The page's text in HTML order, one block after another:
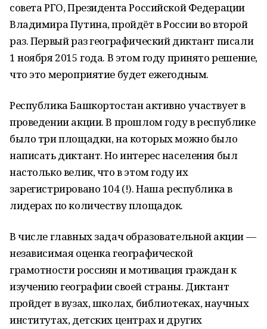
совета РГО, Президента Российской Федерации
Владимира Путина, пройдёт в России во второй
раз. Первый раз географический диктант писали
1 ноября 2015 года. В этом году принято решение,
что это мероприятие будет ежегодным.
Республика Башкортостан активно участвует в
проведении акции. В прошлом году в республике
было три площадки, на которых можно было
написать диктант. Но интерес населения был
настолько велик, что в этом году их
зарегистрировано 104 (!). Наша республика в
лидерах по количеству площадок.
В числе главных задач образовательной акции —
независимая оценка географической
грамотности россиян и мотивация граждан к
изучению географии своей страны. Диктант
пройдет в вузах, школах, библиотеках, научных
институтах, детских центрах и других